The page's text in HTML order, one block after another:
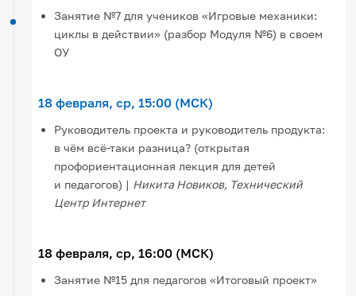
Занятие №7 для учеников «Игровые механики:
циклы в действии» (разбор Модуля №6) в своем
ОУ
18 февраля, ср, 15:00 (МСК)
Руководитель проекта и руководитель продукта:
в чём всё-таки разница? (открытая
профориентационная лекция для детей
и педагогов) | Никита Новиков, Технический
Центр Интернет
18 февраля, ср, 16:00 (МСК)
Занятие №15 для педагогов «Итоговый проект»